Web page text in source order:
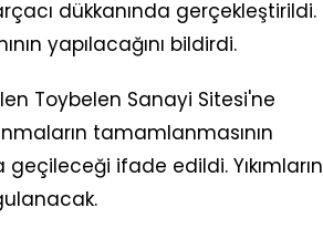
dükkanında gerçekleştirildi.
yapılacağını bildirdi.
Toybelen Sanayi Sitesi'ne
tamamlanmasının
ifade edildi. Yıkımların